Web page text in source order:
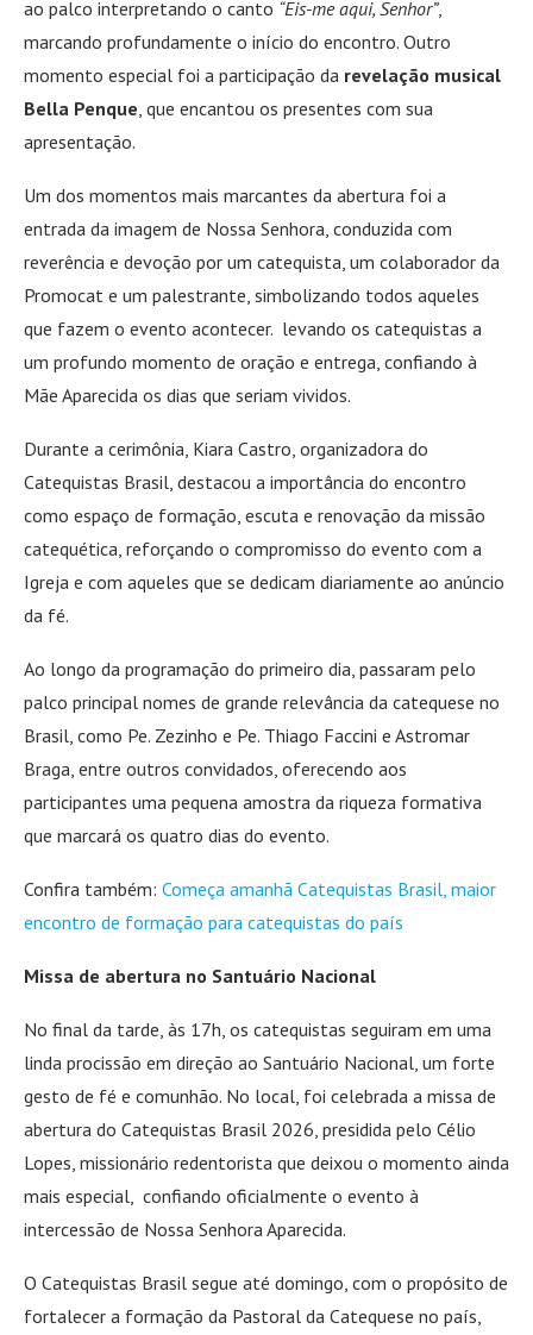
ao palco interpretando o canto “Eis-me aqui, Senhor”,
marcando profundamente o início do encontro. Outro
momento especial foi a participação da revelação musical
Bella Penque , que encantou os presentes com sua
apresentação.
Um dos momentos mais marcantes da abertura foi a
entrada da imagem de Nossa Senhora, conduzida com
reverência e devoção por um catequista, um colaborador da
Promocat e um palestrante, simbolizando todos aqueles
que fazem o evento acontecer. levando os catequistas a
um profundo momento de oração e entrega, confiando à
Mãe Aparecida os dias que seriam vividos.
Durante a cerimônia, Kiara Castro, organizadora do
Catequistas Brasil, destacou a importância do encontro
como espaço de formação, escuta e renovação da missão
catequética, reforçando o compromisso do evento com a
Igreja e com aqueles que se dedicam diariamente ao anúncio
da fé.
Ao longo da programação do primeiro dia, passaram pelo
palco principal nomes de grande relevância da catequese no
Brasil, como Pe. Zezinho e Pe. Thiago Faccini e Astromar
Braga, entre outros convidados, oferecendo aos
participantes uma pequena amostra da riqueza formativa
que marcará os quatro dias do evento.
Confira também: Começa amanhã Catequistas Brasil, maior
encontro de formação para catequistas do país
Missa de abertura no Santuário Nacional
No final da tarde, às 17h, os catequistas seguiram em uma
linda procissão em direção ao Santuário Nacional, um forte
gesto de fé e comunhão. No local, foi celebrada a missa de
abertura do Catequistas Brasil 2026, presidida pelo Célio
Lopes, missionário redentorista que deixou o momento ainda
mais especial, confiando oficialmente o evento à
intercessão de Nossa Senhora Aparecida.
O Catequistas Brasil segue até domingo, com o propósito de
fortalecer a formação da Pastoral da Catequese no país,